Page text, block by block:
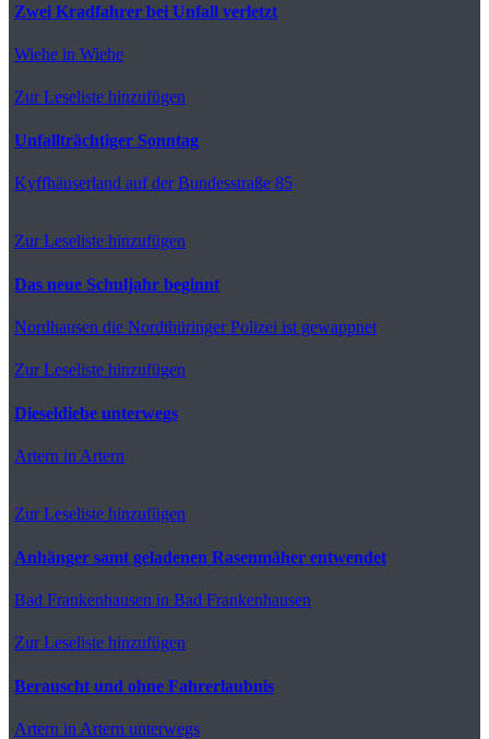
Zwei Kradfahrer bei Unfall verletzt
Wiehe in Wiehe
Zur Leseliste hinzufügen
Unfallträchtiger Sonntag
Kyffhäuserland auf der Bundesstraße 85
Zur Leseliste hinzufügen
Das neue Schuljahr beginnt
Nordhausen die Nordthüringer Polizei ist gewappnet
Zur Leseliste hinzufügen
Dieseldiebe unterwegs
Artern in Artern
Zur Leseliste hinzufügen
Anhänger samt geladenen Rasenmäher entwendet
Bad Frankenhausen in Bad Frankenhausen
Zur Leseliste hinzufügen
Berauscht und ohne Fahrerlaubnis
Artern in Artern unterwegs